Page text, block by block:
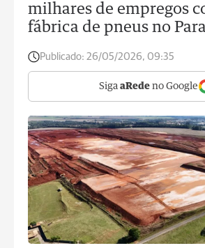
milhares de empregos
fábrica de pneus no
Publicado: 26/05/2026, 09:35
Siga aRede no Google